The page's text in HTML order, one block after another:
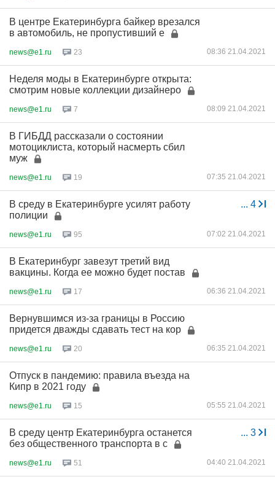
В центре Екатеринбурга байкер врезался
в автомобиль, не пропустивший е
news@e1.ru 23 08:36 21.04.2021
Неделя моды в Екатеринбурге открыта:
смотрим новые коллекции дизайнеро
news@e1.ru 7 08:09 21.04.2021
В ГИБДД рассказали о состоянии
мотоциклиста, который насмерть сбил
муж
news@e1.ru 19 07:35 21.04.2021
... 4
В среду в Екатеринбурге усилят работу
полиции
news@e1.ru 95 07:02 21.04.2021
В Екатеринбург завезут третий вид
вакцины. Когда ее можно будет постав
news@e1.ru 17 06:36 21.04.2021
Вернувшимся из-за границы в Россию
придется дважды сдавать тест на кор
news@e1.ru 20 06:35 21.04.2021
Отпуск в пандемию: правила въезда на
Кипр в 2021 году
news@e1.ru 15 05:55 21.04.2021
... 3
В среду центр Екатеринбурга останется
без общественного транспорта в с
news@e1.ru 51 04:40 21.04.2021